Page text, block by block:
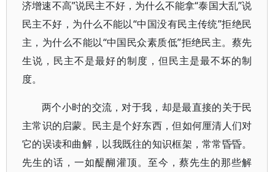
济增速不高”说民主不好，为什么不能拿“泰国大乱”说
民主不好，为什么不能以“中国没有民主传统”拒绝民
主，为什么不能以“中国民众素质低”拒绝民主。蔡先
生说，民主不是最好的制度，但民主是最不坏的制
度。
两个小时的交流，对于我，却是最直接的关于民
主常识的启蒙。民主是个好东西，但如何厘清人们对
它的误读和曲解，以我既往的知识框架，常常昏昏。
先生的话，一如醍醐灌顶。至今，蔡先生的那些解